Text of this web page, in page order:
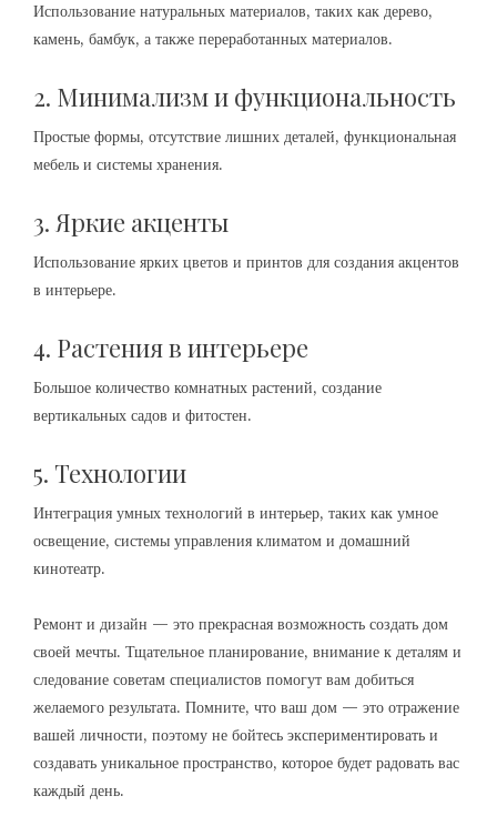
Использование натуральных материалов, таких как дерево,
камень, бамбук, а также переработанных материалов.
2. Минимализм и функциональность
Простые формы, отсутствие лишних деталей, функциональная
мебель и системы хранения.
3. Яркие акценты
Использование ярких цветов и принтов для создания акцентов
в интерьере.
4. Растения в интерьере
Большое количество комнатных растений, создание
вертикальных садов и фитостен.
5. Технологии
Интеграция умных технологий в интерьер, таких как умное
освещение, системы управления климатом и домашний
кинотеатр.
Ремонт и дизайн — это прекрасная возможность создать дом
своей мечты. Тщательное планирование, внимание к деталям и
следование советам специалистов помогут вам добиться
желаемого результата. Помните, что ваш дом — это отражение
вашей личности, поэтому не бойтесь экспериментировать и
создавать уникальное пространство, которое будет радовать вас
каждый день.